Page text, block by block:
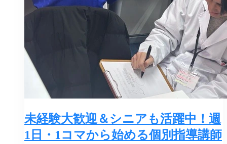
未経験大歓迎＆シニアも活躍中！週
1日・1コマから始める個別指導講師